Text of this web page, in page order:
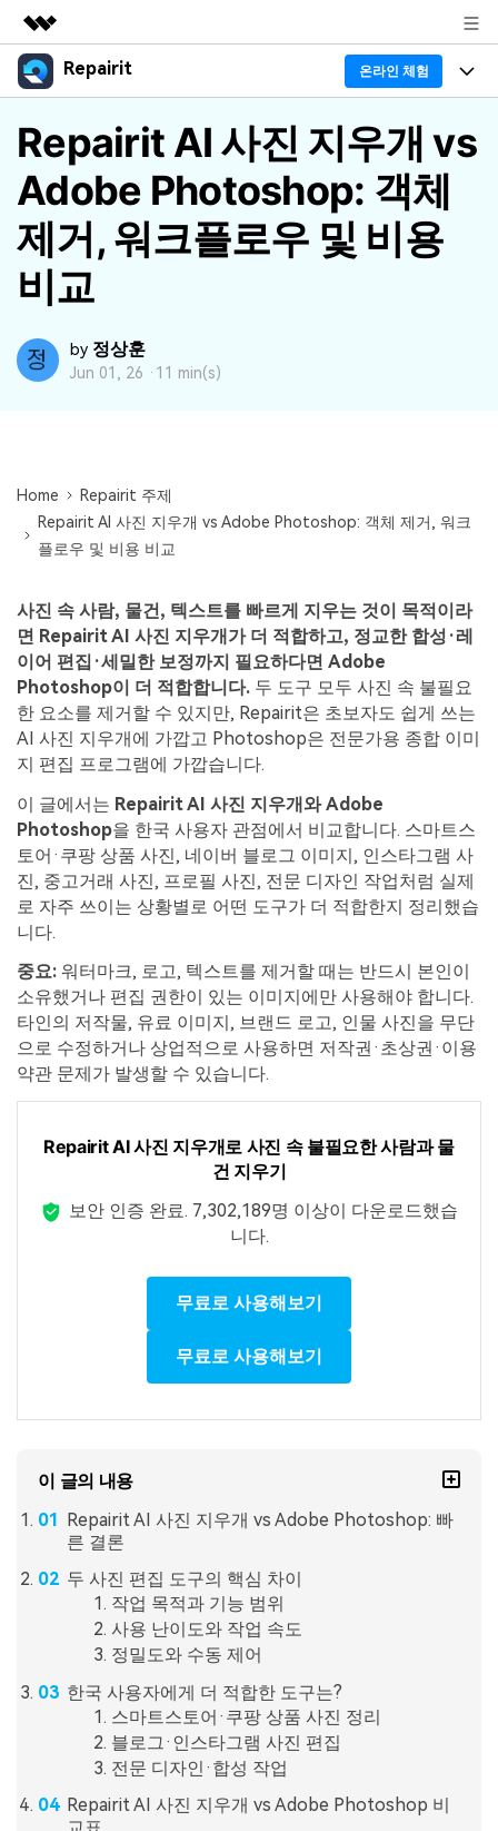
주요 제품
유틸리티
비즈니스
개요
솔루션
회사 소개
뉴스룸
플랜 및 가격
도움말 센터
Repairit 온라인 체험
프로그램
리페어릿 AI
크로스 플랫폼 AI 복원 및 향상 도구
관련 제품
Relumi - 앱
UBackit - 데이터 백업
기능
기본 기능
AI 보정
Repairit 소개
손상된 파일 복구 전문가
활용 & 가이드
활용 팁
데이터 복구 사례
PC 복구
기타 복구
자세히 보기
인공지능 기반 영상, 사진, 문서 및 오디오 파일의 복
원 전문가
Repairit -- 이메일
PST 및 OST 파일과 분실된 Outlook 이메일 복구 솔
루션
Repairit AI 사진 지우개 vs
Adobe Photoshop: 객체
제거, 워크플로우 및 비용
비교
by 정상훈
Jun 01, 26 · 11 min(s)
Home
Repairit 주제
Repairit AI 사진 지우개 vs Adobe Photoshop: 객체 제거, 워크
플로우 및 비용 비교
사진 속 사람, 물건, 텍스트를 빠르게 지우는 것이 목적이라
면 Repairit AI 사진 지우개가 더 적합하고, 정교한 합성·레
이어 편집·세밀한 보정까지 필요하다면 Adobe
Photoshop이 더 적합합니다. 두 도구 모두 사진 속 불필요
한 요소를 제거할 수 있지만, Repairit은 초보자도 쉽게 쓰는
AI 사진 지우개에 가깝고 Photoshop은 전문가용 종합 이미
지 편집 프로그램에 가깝습니다.
이 글에서는 Repairit AI 사진 지우개와 Adobe
Photoshop을 한국 사용자 관점에서 비교합니다. 스마트스
토어·쿠팡 상품 사진, 네이버 블로그 이미지, 인스타그램 사
진, 중고거래 사진, 프로필 사진, 전문 디자인 작업처럼 실제
로 자주 쓰이는 상황별로 어떤 도구가 더 적합한지 정리했습
니다.
중요: 워터마크, 로고, 텍스트를 제거할 때는 반드시 본인이
소유했거나 편집 권한이 있는 이미지에만 사용해야 합니다.
타인의 저작물, 유료 이미지, 브랜드 로고, 인물 사진을 무단
으로 수정하거나 상업적으로 사용하면 저작권·초상권·이용
약관 문제가 발생할 수 있습니다.
Repairit AI 사진 지우개로 사진 속 불필요한 사람과 물
건 지우기
보안 인증 완료. 7,302,189명 이상이 다운로드했습
니다.
무료로 사용해보기
무료로 사용해보기
이 글의 내용
Repairit AI 사진 지우개 vs Adobe Photoshop: 빠
른 결론
두 사진 편집 도구의 핵심 차이
작업 목적과 기능 범위
사용 난이도와 작업 속도
정밀도와 수동 제어
한국 사용자에게 더 적합한 도구는?
스마트스토어·쿠팡 상품 사진 정리
블로그·인스타그램 사진 편집
전문 디자인·합성 작업
Repairit AI 사진 지우개 vs Adobe Photoshop 비